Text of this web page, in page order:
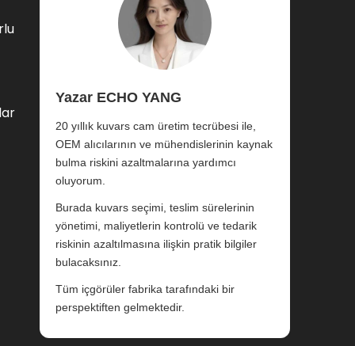
Yazar ECHO YANG
20 yıllık kuvars cam üretim tecrübesi ile,
OEM alıcılarının ve mühendislerinin kaynak
bulma riskini azaltmalarına yardımcı
oluyorum.
Burada kuvars seçimi, teslim sürelerinin
yönetimi, maliyetlerin kontrolü ve tedarik
riskinin azaltılmasına ilişkin pratik bilgiler
bulacaksınız.
Tüm içgörüler fabrika tarafındaki bir
perspektiften gelmektedir.